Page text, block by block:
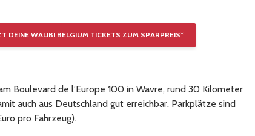
DEINE WALIBI BELGIUM TICKETS ZUM SPARPREIS*
Boulevard de l’Europe 100 in Wavre, rund 30 Kilometer
auch aus Deutschland gut erreichbar. Parkplätze sind
pro Fahrzeug).